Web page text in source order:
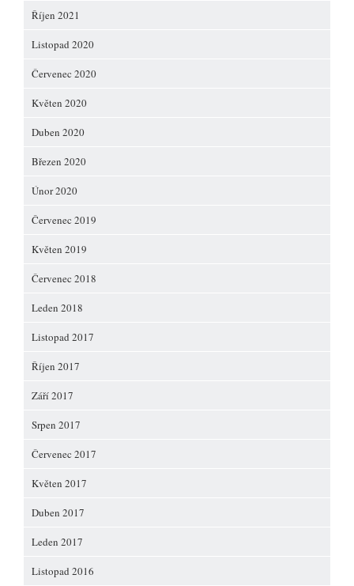
Říjen 2021
Listopad 2020
Červenec 2020
Květen 2020
Duben 2020
Březen 2020
Únor 2020
Červenec 2019
Květen 2019
Červenec 2018
Leden 2018
Listopad 2017
Říjen 2017
Září 2017
Srpen 2017
Červenec 2017
Květen 2017
Duben 2017
Leden 2017
Listopad 2016